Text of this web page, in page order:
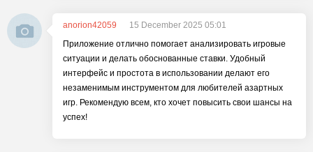
anorion42059
15 December 2025 05:01
Приложение отлично помогает анализировать игровые
ситуации и делать обоснованные ставки. Удобный
интерфейс и простота в использовании делают его
незаменимым инструментом для любителей азартных
игр. Рекомендую всем, кто хочет повысить свои шансы на
успех!